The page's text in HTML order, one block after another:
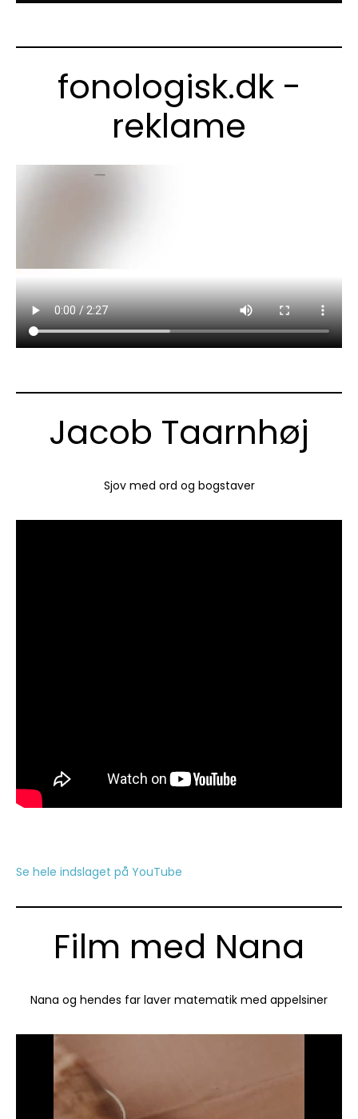
fonologisk.dk -
reklame
Jacob Taarnhøj
Sjov med ord og bogstaver
Se hele indslaget på YouTube
Film med Nana
Nana og hendes far laver matematik med appelsiner